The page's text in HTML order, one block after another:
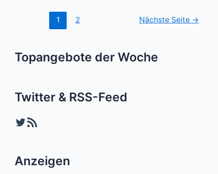
Seitennummerierung
1 2 Nächste Seite →
Topangebote der Woche
Twitter & RSS-Feed
Twitter RSS-Feed
Anzeigen